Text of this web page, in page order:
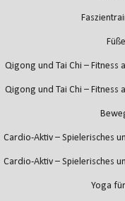
Qigong und Tai Chi – Fitness
Qigong und Tai Chi – Fitness
Cardio-Aktiv – Spielerisches
Cardio-Aktiv – Spielerisches
Yoga